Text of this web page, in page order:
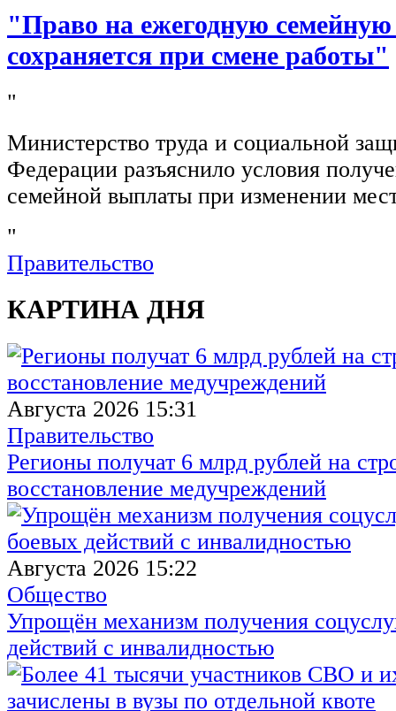
"Право на ежегодную
сохраняется при смене работы"
"
Министерство труда и социальной
Федерации разъяснило условия
семейной выплаты при изменении
"
Правительство
КАРТИНА ДНЯ
Августа 2026 15:31
Правительство
Регионы получат 6 млрд рублей на
восстановление медучреждений
Августа 2026 15:22
Общество
Упрощён механизм получения
действий с инвалидностью